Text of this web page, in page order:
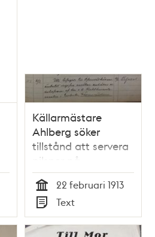
Källarmästare
Ahlberg söker
tillstånd att servera
pilsner på
nykterhetstillställning
- polisrapport 1913
Tid
22 februari 1913
Typ
Text